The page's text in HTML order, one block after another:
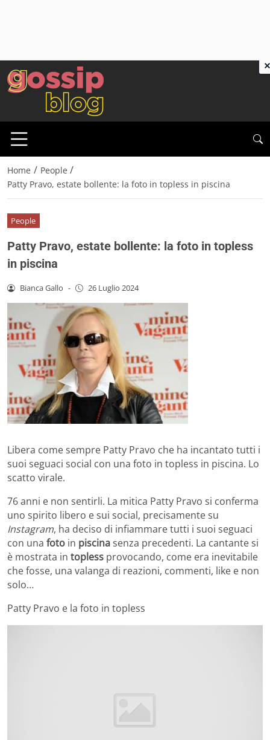
Home / People /
Patty Pravo, estate bollente: la foto in topless in piscina
People
Patty Pravo, estate bollente: la foto in topless
in piscina
Bianca Gallo - 26 Luglio 2024
Libera come sempre Patty Pravo che ha incantato tutti i
suoi seguaci social con una foto in topless in piscina. Lo
scatto virale.
76 anni e non sentirli. La mitica Patty Pravo si conferma
uno spirito libero e sui social, precisamente su
Instagram, ha deciso di infiammare tutti i suoi seguaci
con una foto in piscinasenza precedenti. La cantante si
è mostrata in topless provocando, come era inevitabile
che fosse, una valanga di reazioni, commenti, like e non
solo…
Patty Pravo e la foto in topless
×